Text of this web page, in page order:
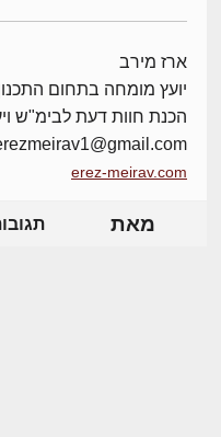
ארז מירב
יועץ מומחה בתחום התכנון
הכנת חוות דעת לבימ"ש
erez-meirav.com
מאת